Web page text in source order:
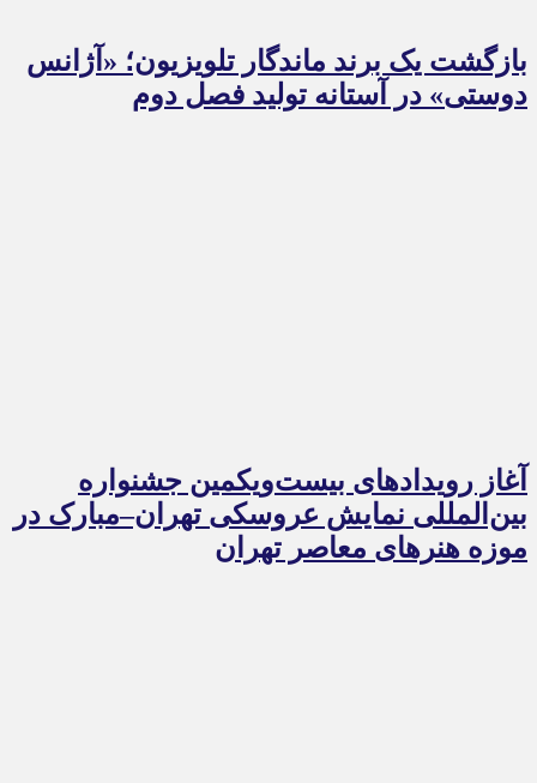
بازگشت یک برند ماندگار تلویزیون؛ «آژانس
دوستی» در آستانه تولید فصل دوم
آغاز رویدادهای بیست‌ویکمین جشنواره
بین‌المللی نمایش عروسکی تهران–مبارک در
موزه هنرهای معاصر تهران